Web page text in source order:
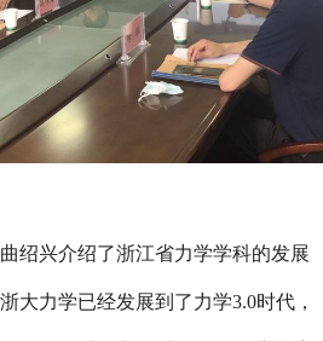
绍兴介绍了浙江省力学学科的发展
大力学已经发展到了力学3.0时代，